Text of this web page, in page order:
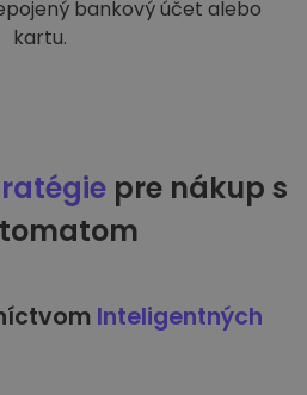
bankový účet alebo
kartu.
pre nákup s
Inteligentných